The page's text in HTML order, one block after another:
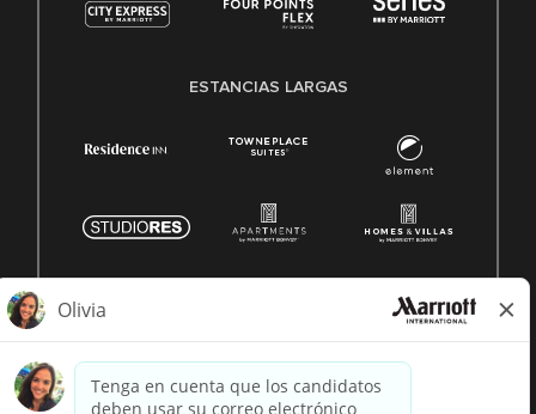
ESTANCIAS LARGAS